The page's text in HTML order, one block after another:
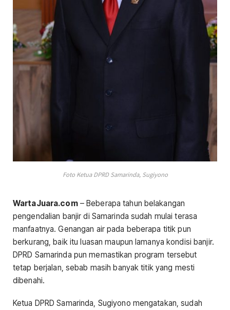
Foto Ketua DPRD Samarinda, Sugiyono
WartaJuara.com– Beberapa tahun belakangan
pengendalian banjir di Samarinda sudah mulai terasa
manfaatnya. Genangan air pada beberapa titik pun
berkurang, baik itu luasan maupun lamanya kondisi banjir.
DPRD Samarinda pun memastikan program tersebut
tetap berjalan, sebab masih banyak titik yang mesti
dibenahi.
Ketua DPRD Samarinda, Sugiyono mengatakan, sudah